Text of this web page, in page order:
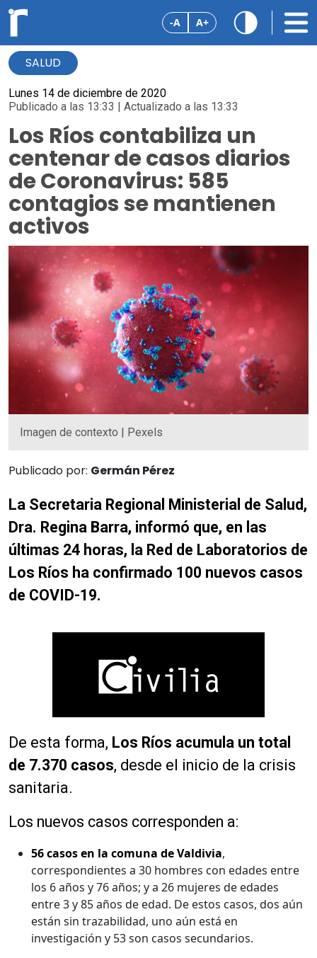
-A A+
SALUD
Lunes 14 de diciembre de 2020
Publicado a las 13:33 | Actualizado a las 13:33
Los Ríos contabiliza un
centenar de casos diarios
de Coronavirus: 585
contagios se mantienen
activos
Imagen de contexto | Pexels
Publicado por: Germán Pérez
La Secretaria Regional Ministerial de Salud,
Dra. Regina Barra, informó que, en las
últimas 24 horas, la Red de Laboratorios de
Los Ríos ha confirmado 100 nuevos casos
de COVID-19.
De esta forma, Los Ríos acumula un total
de 7.370 casos, desde el inicio de la crisis
sanitaria.
Los nuevos casos corresponden a:
56 casos en la comuna de Valdivia,
correspondientes a 30 hombres con edades entre
los 6 años y 76 años; y a 26 mujeres de edades
entre 3 y 85 años de edad. De estos casos, dos aún
están sin trazabilidad, uno aún está en
investigación y 53 son casos secundarios.